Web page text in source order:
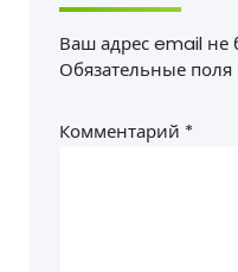
Ваш адрес email не
Обязательные
Комментарий *